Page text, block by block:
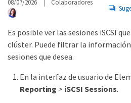
08/07/2026 Colaboradores
Es posible ver las sesiones iSCSI
clúster. Puede filtrar la
sesiones que desea.
En la interfaz de usuario de
Reporting > iSCSI Sessions.